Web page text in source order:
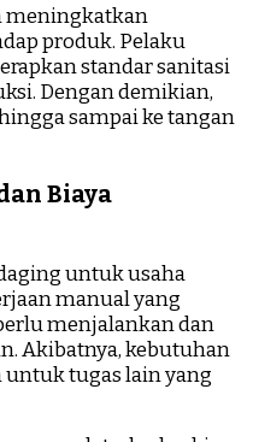
meningkatkan
produk. Pelaku
standar sanitasi
Dengan demikian,
sampai ke tangan
Biaya
untuk usaha
manual yang
menjalankan dan
Akibatnya, kebutuhan
untuk tugas lain yang